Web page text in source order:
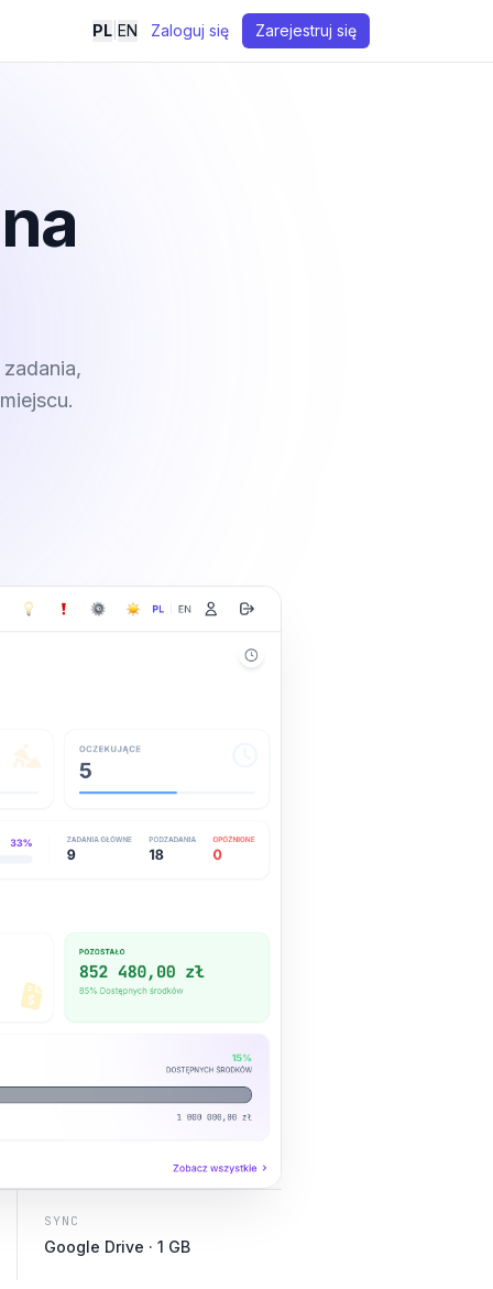
PL EN Zaloguj się Zarejestruj się
SYNC
Google Drive · 1 GB